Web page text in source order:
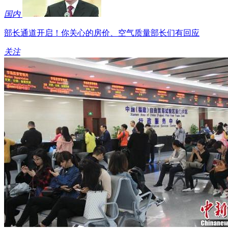
国内
部长通道开启！你关心的房价、空气质量部长们有回应
关注